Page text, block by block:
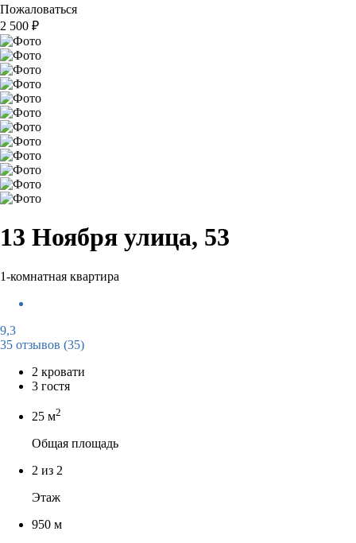
Пожаловаться
2 500 ₽
13 Ноября улица, 53
1-комнатная квартира
9,3
35 отзывов (35)
2 кровати
3 гостя
25 м2
Общая площадь
2 из 2
Этаж
950 м